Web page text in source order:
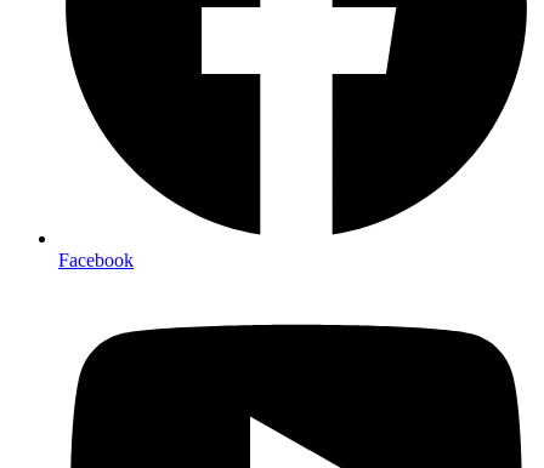
Facebook